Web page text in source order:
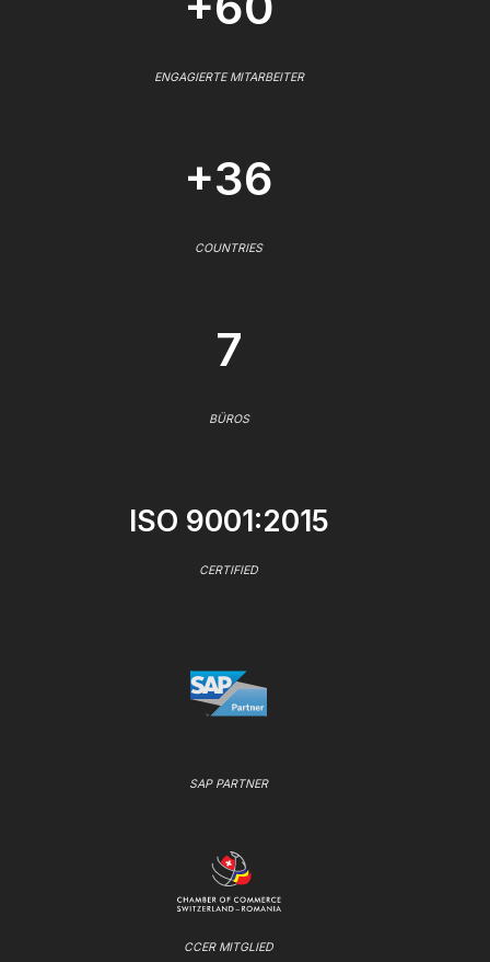
ENGAGIERTE MITARBEITER
+36
COUNTRIES
7
BÜROS
ISO 9001:2015
CERTIFIED
SAP PARTNER
CCER MITGLIED